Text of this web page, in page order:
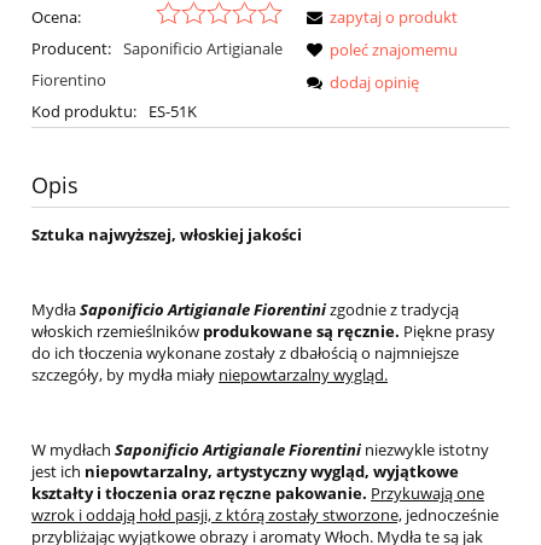
Ocena:
Producent: Saponificio Artigianale
Fiorentino
Kod produktu:
ES-51K
zapytaj o produkt
poleć znajomemu
dodaj opinię
Opis
Sztuka najwyższej, włoskiej jakości
MydłaSaponificio Artigianale Fiorentinizgodnie z tradycją
włoskich rzemieślników produkowane są ręcznie. Piękne prasy
do ich tłoczenia wykonane zostały z dbałością o najmniejsze
szczegóły, by mydła miały niepowtarzalny wygląd.
W mydłach Saponificio Artigianale Fiorentini niezwykle istotny
jest ich niepowtarzalny, artystyczny wygląd, wyjątkowe
kształty i tłoczenia oraz ręczne pakowanie. Przykuwają one
wzrok i oddają hołd pasji, z którą zostały stworzone, jednocześnie
przybliżając wyjątkowe obrazy i aromaty Włoch. Mydła te są jak